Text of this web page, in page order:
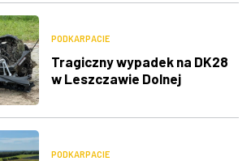
PODKARPACIE
Tragiczny wypadek na DK28
w Leszczawie Dolnej
PODKARPACIE